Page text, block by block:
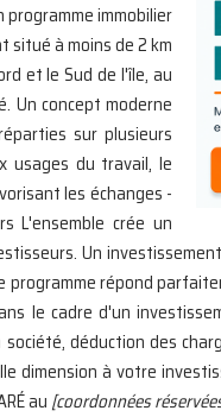
programme immobilier
à moins de 2 km
et le Sud de l'île, au
Un concept moderne
sur plusieurs
usages du travail, le
les échanges -
L'ensemble crée un
Un
répond
le cadre d'un
déduction des
à votre
au [coordonnées